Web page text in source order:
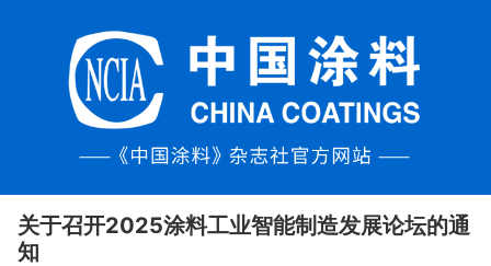
关于召开2025涂料工业智能制造发展论坛的通
知